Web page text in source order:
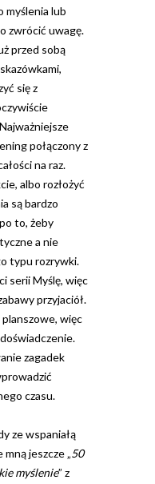
myślenia lub
zwrócić uwagę.
przed sobą
się z
połączony z
na raz.
albo rozłożyć
są bardzo
to, żeby
a nie
typu rozrywki.
serii Myślę, więc
przyjaciół.
więc
zagadek
czasu.
ze wspaniałą
mną jeszcze „50
myślenie” z